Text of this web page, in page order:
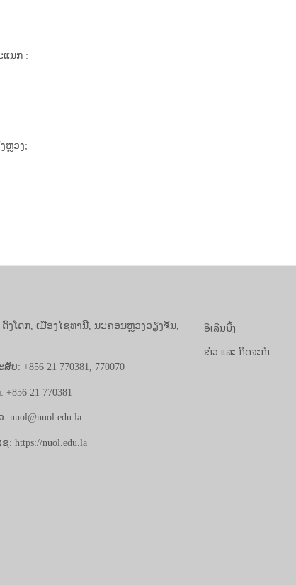
ນກ :
ຫຼວງ;
ງໂດກ, ເມືອງໄຊທານີ, ນະຄອນຫຼວງວຽງຈັນ,
ສັບ: +856 21 770381, 770070
+856 21 770381
: nuol@nuol.edu.la
ຊ: https://nuol.edu.la
ອີເລີນນີ້ງ
ຂ່າວ ແລະ ກິດຈະກຳ